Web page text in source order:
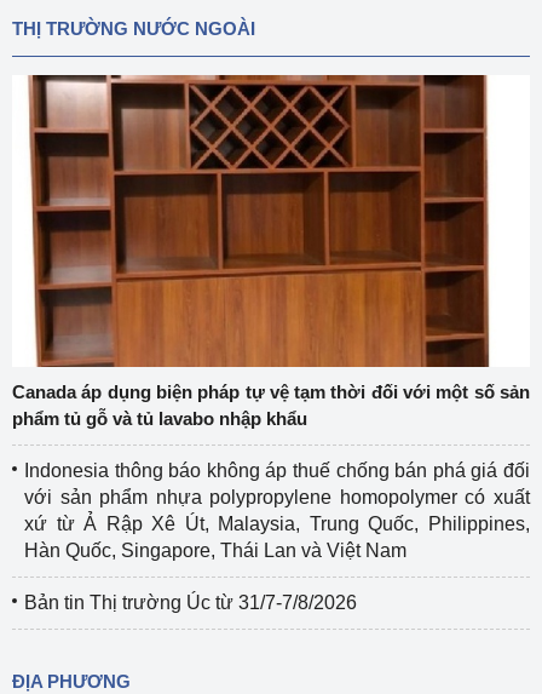
THỊ TRƯỜNG NƯỚC NGOÀI
Canada áp dụng biện pháp tự vệ tạm thời đối với một số sản
phẩm tủ gỗ và tủ lavabo nhập khẩu
Indonesia thông báo không áp thuế chống bán phá giá đối
với sản phẩm nhựa polypropylene homopolymer có xuất
xứ từ Ả Rập Xê Út, Malaysia, Trung Quốc, Philippines,
Hàn Quốc, Singapore, Thái Lan và Việt Nam
Bản tin Thị trường Úc từ 31/7-7/8/2026
ĐỊA PHƯƠNG